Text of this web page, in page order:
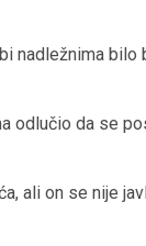
nadležnima
odlučio da se
ali on se nije